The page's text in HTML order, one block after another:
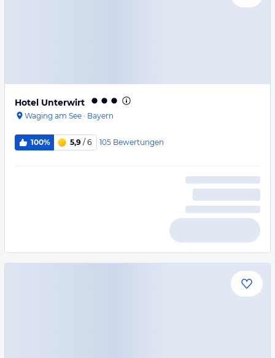
Hotel Unterwirt
Waging am See · Bayern
100% 5,9 / 6 105 Bewertungen